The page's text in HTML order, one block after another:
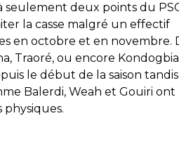
seulement deux points du
la casse malgré un effectif
en octobre et en novembre.
Traoré, ou encore
le début de la saison
Balerdi, Weah et Gouiri ont
physiques.